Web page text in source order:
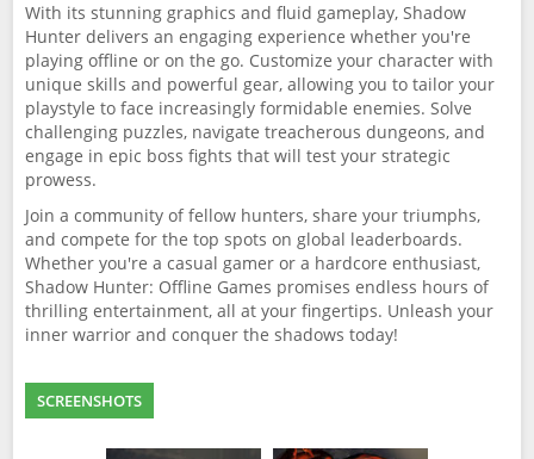
With its stunning graphics and fluid gameplay, Shadow
Hunter delivers an engaging experience whether you're
playing offline or on the go. Customize your character with
unique skills and powerful gear, allowing you to tailor your
playstyle to face increasingly formidable enemies. Solve
challenging puzzles, navigate treacherous dungeons, and
engage in epic boss fights that will test your strategic
prowess.
Join a community of fellow hunters, share your triumphs,
and compete for the top spots on global leaderboards.
Whether you're a casual gamer or a hardcore enthusiast,
Shadow Hunter: Offline Games promises endless hours of
thrilling entertainment, all at your fingertips. Unleash your
inner warrior and conquer the shadows today!
SCREENSHOTS